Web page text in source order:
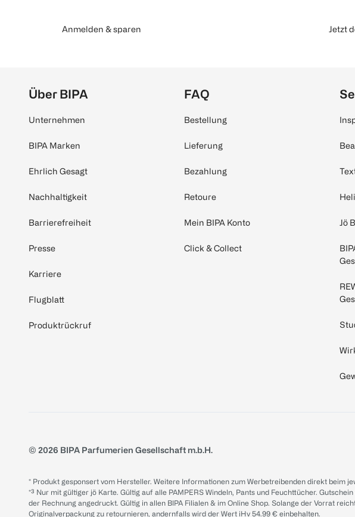
Anmelden & sparen Jetzt
Über BIPA
Unternehmen
BIPA Marken
Ehrlich Gesagt
Nachhaltigkeit
Barrierefreiheit
Presse
Karriere
Flugblatt
Produktrückruf
FAQ
Bestellung
Lieferung
Bezahlung
Retoure
Mein BIPA Konto
Click & Collect
Jö
© 2026 BIPA Parfumerien Gesellschaft m.b.H.
* Produkt gesponsert vom Hersteller. Weitere Informationen zum Werbetreibenden direkt beim
*³ Nur mit gültiger jö Karte. Gültig auf alle PAMPERS Windeln, Pants und Feuchttücher.
der Rechnung angedruckt. Gültig in allen BIPA Filialen & im Online Shop. Solange der Vorrat
Originalverpackung zu retournieren, andernfalls wird der Wert iHv 54.99 € einbehalten.